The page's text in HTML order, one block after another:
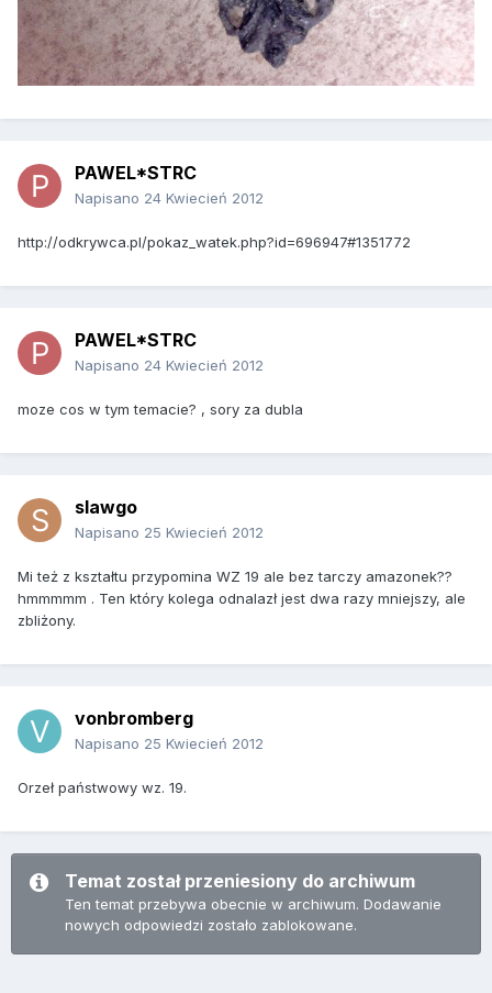
PAWEL*STRC
Napisano 24 Kwiecień 2012
http://odkrywca.pl/pokaz_watek.php?id=696947#1351772
PAWEL*STRC
Napisano 24 Kwiecień 2012
moze cos w tym temacie? , sory za dubla
slawgo
Napisano 25 Kwiecień 2012
Mi też z kształtu przypomina WZ 19 ale bez tarczy amazonek??
hmmmmm . Ten który kolega odnalazł jest dwa razy mniejszy, ale
zbliżony.
vonbromberg
Napisano 25 Kwiecień 2012
Orzeł państwowy wz. 19.
Temat został przeniesiony do archiwum
Ten temat przebywa obecnie w archiwum. Dodawanie
nowych odpowiedzi zostało zablokowane.